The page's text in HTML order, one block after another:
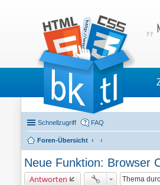
Schnellzugriff FAQ
Foren-Übersicht
Neue Funktion: Browser
Antworten